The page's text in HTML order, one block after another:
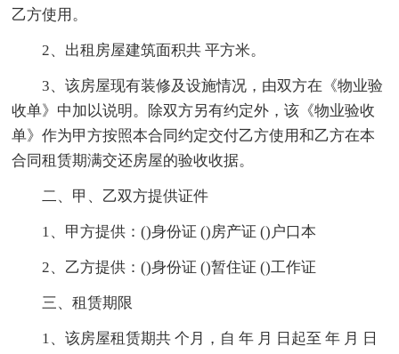
乙方使用。
2、出租房屋建筑面积共 平方米。
3、该房屋现有装修及设施情况，由双方在《物业验
收单》中加以说明。除双方另有约定外，该《物业验收
单》作为甲方按照本合同约定交付乙方使用和乙方在本
合同租赁期满交还房屋的验收收据。
二、甲、乙双方提供证件
1、甲方提供：()身份证 ()房产证 ()户口本
2、乙方提供：()身份证 ()暂住证 ()工作证
三、租赁期限
1、该房屋租赁期共 个月，自 年 月 日起至 年 月 日